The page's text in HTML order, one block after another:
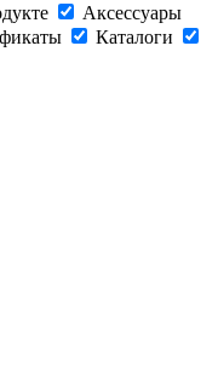
Аксессуары
Каталоги